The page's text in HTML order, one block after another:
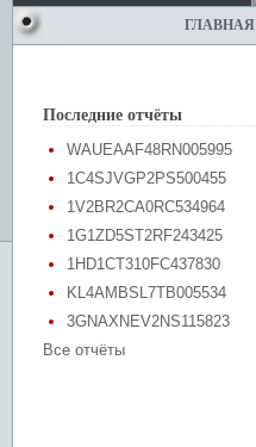
ГЛАВНАЯ
Последние отчёты
WAUEAAF48RN005995
1C4SJVGP2PS500455
1V2BR2CA0RC534964
1G1ZD5ST2RF243425
1HD1CT310FC437830
KL4AMBSL7TB005534
3GNAXNEV2NS115823
Все отчёты